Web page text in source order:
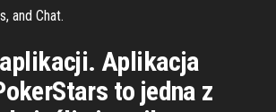
and Chat.
Aplikacja
to jedna z